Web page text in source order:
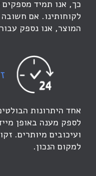
כך, אנו תמיד
לקוחותינו. אם
המוצר, אנו נספק
אחד היתרונות
לספק מענה באופן
ועיכובים מיותרים.
למקום הנכון.